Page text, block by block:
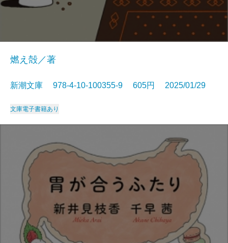
燃え殻／著
新潮文庫 978-4-10-100355-9 605円 2025/01/29
文庫電子書籍あり